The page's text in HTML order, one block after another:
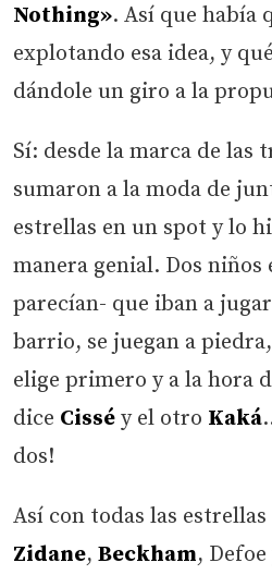
Nothing». Así que había
explotando esa idea, y
dándole un giro a la
Sí: desde la marca de las
sumaron a la moda de
estrellas en un spot y lo
manera genial. Dos niños
parecían- que iban a
barrio, se juegan a
elige primero y a la hora
dice Cissé y el otro Kaká
dos!
Así con todas las
Zidane, Beckham,